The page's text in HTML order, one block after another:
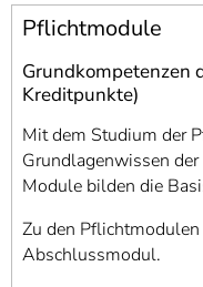
Pflichtmodule
Grundkompetenzen
Kreditpunkte)
Mit dem Studium der
Grundlagenwissen
Module bilden die
Zu den
Abschlussmodul.